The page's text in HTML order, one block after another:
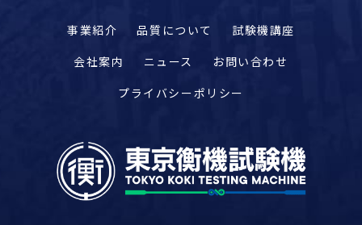
事業紹介 品質について
試験機講座
会社案内
ニュース
お問い合わせ
プライバシーポリシー